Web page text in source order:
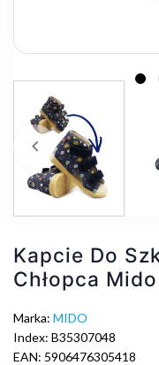
Poprzedni
keyboard_arrow_left
Kapcie Do
Chłopca
Marka: MIDO
Index: B35307048
EAN: 5906476305418